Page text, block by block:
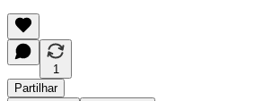
1
Partilhar